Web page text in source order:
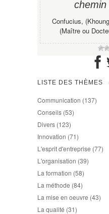
chemin
Confucius,
(Maître ou
LISTE DES THÈMES
Communication (137)
Conseils (53)
Divers (123)
Innovation (71)
L'esprit d'entreprise (77)
L'organisation (39)
La formation (58)
La méthode (84)
La mise en oeuvre (43)
La qualité (31)